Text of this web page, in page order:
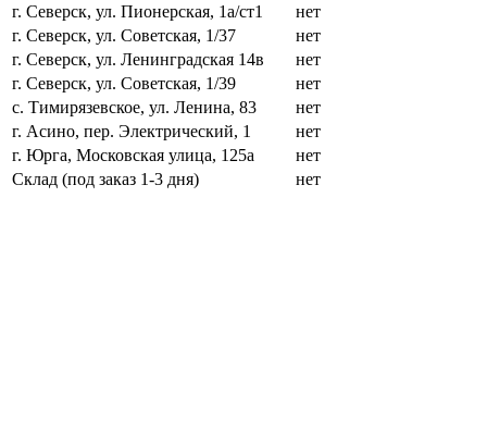
г. Северск, ул. Пионерская, 1а/ст1
нет
г. Северск, ул. Советская, 1/37
нет
г. Северск, ул. Ленинградская 14в
нет
г. Северск, ул. Советская, 1/39
нет
с. Тимирязевское, ул. Ленина, 83
нет
г. Асино, пер. Электрический, 1
нет
г. Юрга, Московская улица, 125а
нет
Склад (под заказ 1-3 дня)
нет